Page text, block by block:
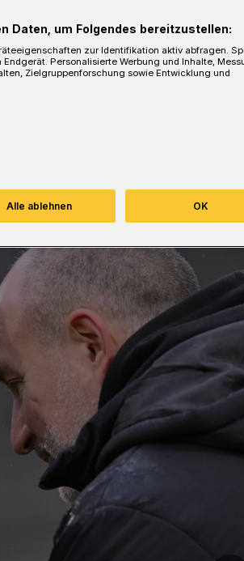
Daten, um Folgendes bereitzustellen:
zur Identifikation aktiv abfragen.
Personalisierte Werbung und Inhalte,
Zielgruppenforschung sowie Entwicklung und
Alle ablehnen OK